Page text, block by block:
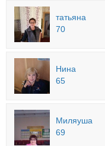
татьяна
70
Нина
65
Миляуша
69